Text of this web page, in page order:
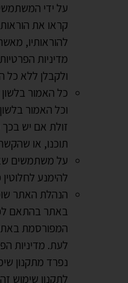
על ידי
קראו את הוראות
להוראותיו,
מדיניות
ולקבלן ללא כל
כל האמור
וכל האמור
זולת אם יש
תוכנו, או
על משתמשים
להימנע
הנהלת האתר
באתר בהתאם
המפורסמת
לעת. מדיניות
נפרד מתקנון
לתקנון שימוש